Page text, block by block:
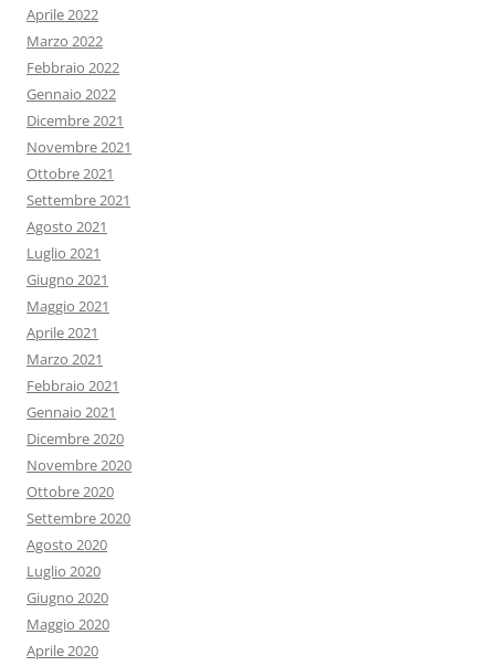
Aprile 2022
Marzo 2022
Febbraio 2022
Gennaio 2022
Dicembre 2021
Novembre 2021
Ottobre 2021
Settembre 2021
Agosto 2021
Luglio 2021
Giugno 2021
Maggio 2021
Aprile 2021
Marzo 2021
Febbraio 2021
Gennaio 2021
Dicembre 2020
Novembre 2020
Ottobre 2020
Settembre 2020
Agosto 2020
Luglio 2020
Giugno 2020
Maggio 2020
Aprile 2020